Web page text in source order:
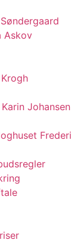
Askov
Johansen